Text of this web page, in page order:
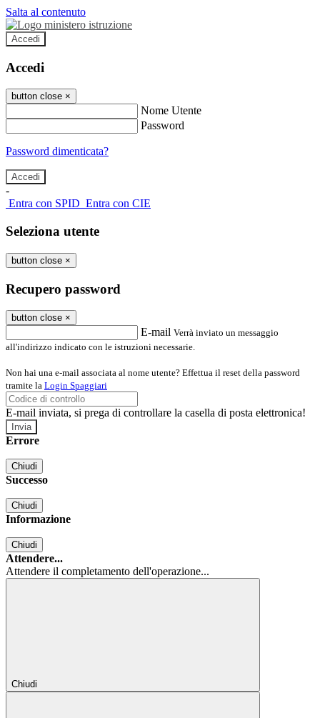
Salta al contenuto
Accedi
Accedi
button close ×
Nome Utente
Password
Password dimenticata?
-
Entra con SPID Entra con CIE
Seleziona utente
button close ×
Recupero password
button close ×
E-mail Verrà inviato un messaggio
all'indirizzo indicato con le istruzioni necessarie.
Non hai una e-mail associata al nome utente? Effettua il reset della password
tramite la Login Spaggiari
E-mail inviata, si prega di controllare la casella di posta elettronica!
Errore
Chiudi
Successo
Chiudi
Informazione
Chiudi
Attendere...
Attendere il completamento dell'operazione...
Chiudi